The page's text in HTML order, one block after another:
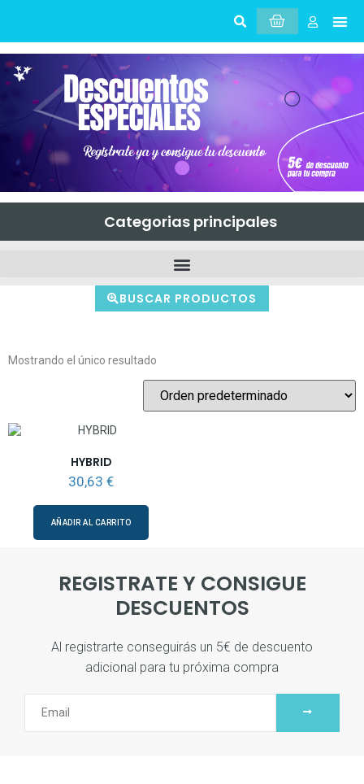
Categorias principales
BUSCAR PRODUCTOS
Mostrando el único resultado
HYBRID
30,63 €
AÑADIR AL CARRITO
REGISTRATE Y CONSIGUE
DESCUENTOS
Al registrarte conseguirás un 5€ de descuento
adicional para tu próxima compra